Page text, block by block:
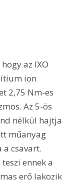
az IXO
ion
2,75 Nm-es
Az 5-ös
nélkül hajtja
műanyag
csavart.
ennek a
erő lakozik